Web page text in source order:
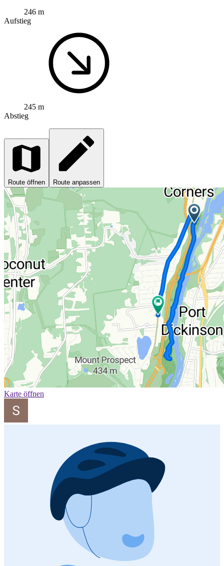
246 m
Aufstieg
245 m
Abstieg
Route öffnen Route anpassen
Karte öffnen